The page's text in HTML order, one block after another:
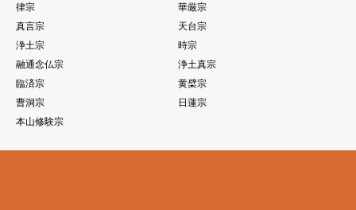
律宗
華厳宗
真言宗
天台宗
浄土宗
時宗
融通念仏宗
浄土真宗
臨済宗
黄檗宗
曹洞宗
日蓮宗
本山修験宗